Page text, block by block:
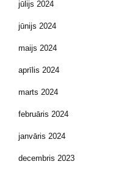
jūlijs 2024
jūnijs 2024
maijs 2024
aprīlis 2024
marts 2024
februāris 2024
janvāris 2024
decembris 2023